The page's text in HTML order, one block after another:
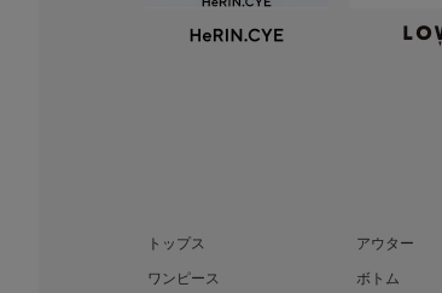
トップス
アウター
ワンピース
ボトム